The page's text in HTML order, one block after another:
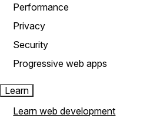
Performance
Privacy
Security
Progressive web apps
Learn
Learn web development